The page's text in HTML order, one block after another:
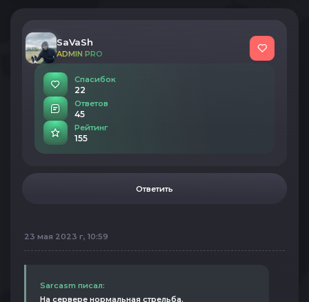
SaVaSh
ADMIN PRO
Спасибок
22
Ответов
45
Рейтинг
155
Ответить
23 мая 2023 г, 10:59
Sarcasm писал:
На сервере нормальная стрельба.